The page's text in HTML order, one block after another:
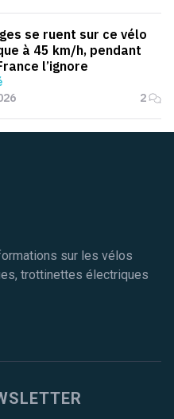
se ruent sur ce vélo
à 45 km/h, pendant
l’ignore
2
sur les vélos
trottinettes électriques